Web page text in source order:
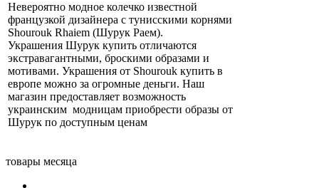
Невероятно модное колечко известной
французкой дизайнера с тунисскими корнями
Shourouk Rhaiem (Шурук Раем).
Украшения Шурук купить отличаются
экстравагантными, броскими образами и
мотивами. Украшения от Shourouk купить в
европе можно за огромные деньги. Наш
магазин предоставляет возможность
украинским модницам приобрести образы от
Шурук по доступным ценам
товары месяца